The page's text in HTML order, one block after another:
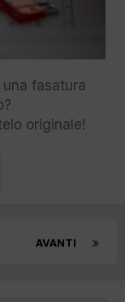
fasatura
originale!
AVANTI